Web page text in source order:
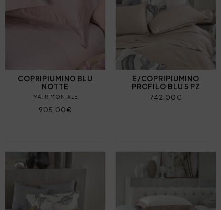
COPRIPIUMINO BLU
NOTTE
MATRIMONIALE
905,00€
E/COPRIPIUMINO
PROFILO BLU 5 PZ
742,00€